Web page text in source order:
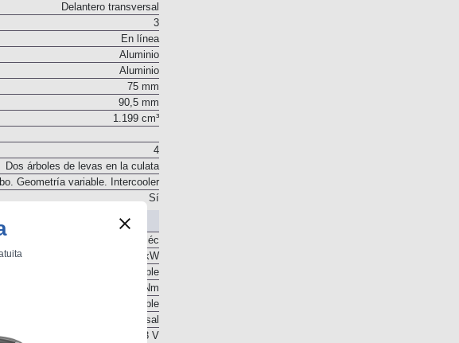
Delantero transversal
3
En línea
Aluminio
Aluminio
75 mm
90,5 mm
1.199 cm³
4
Dos árboles de levas en la culata
Geometría variable. Intercooler
Sí
al vehículo / generar corriente eléc
29 CV / 21 kW
No disponible
55 Nm
No disponible
Delantero transversal
48 V